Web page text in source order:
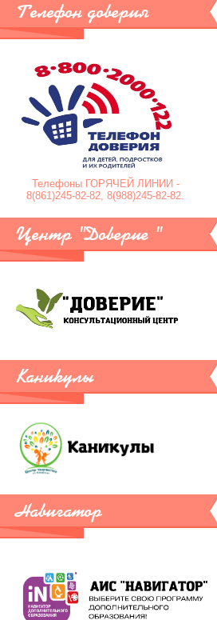
Телефон доверия
Телефоны ГОРЯЧЕЙ ЛИНИИ -
8(861)245-82-82, 8(988)245-82-82.
Центр "Доверие "
Каникулы
Навигатор